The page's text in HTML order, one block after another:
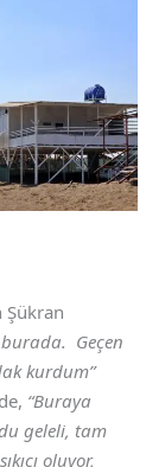
Geçen
kurdum”
“Buraya
geleli, tam
oluyor,